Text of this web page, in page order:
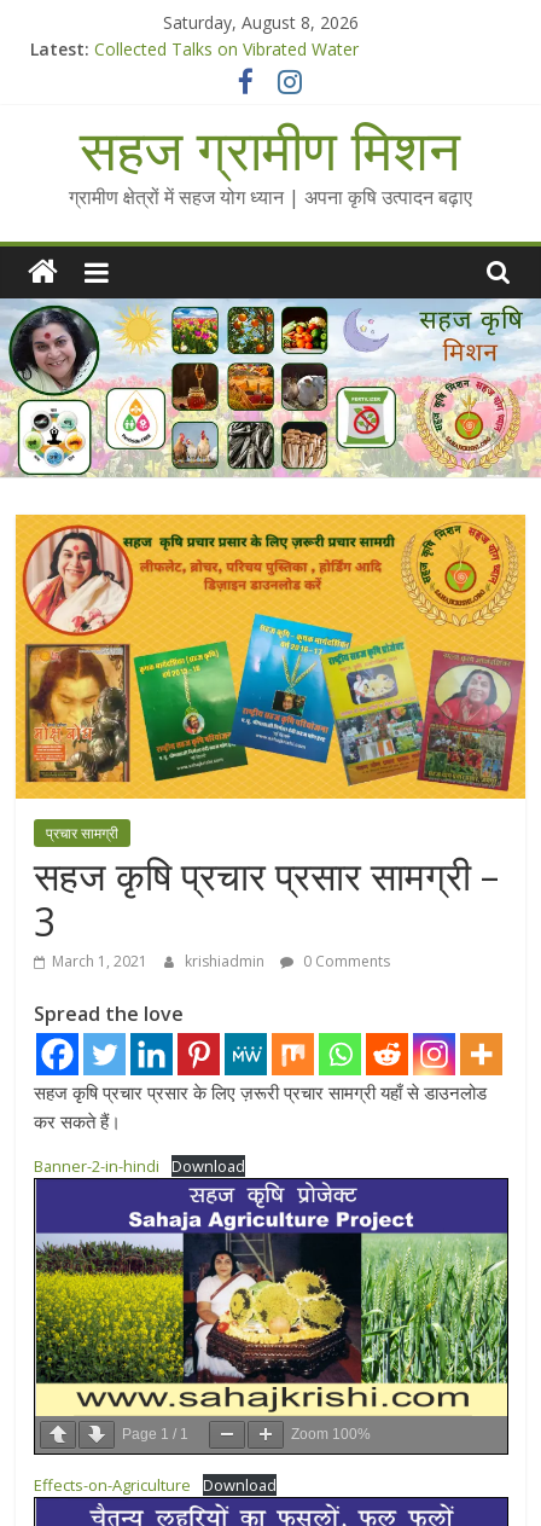
Saturday, August 8, 2026
Latest: Collected Talks on Vibrated Water
सहज कृषि प्रचार-प्रसार किट
Standee Designs @ 2025 for Sahaj Krishi Promotions
Chalo Gaon Ki Or Abhiyaan - 2025-26
सहज ग्रामीण मिशन
ग्रामीण क्षेत्रों में सहज योग ध्यान | अपना कृषि उत्पादन बढ़ाए
प्रचार सामग्री
सहज कृषि प्रचार प्रसार सामग्री –
3
March 1, 2021 krishiadmin 0 Comments
Spread the love
सहज कृषि प्रचार प्रसार के लिए ज़रूरी प्रचार सामग्री यहाँ से डाउनलोड
कर सकते हैं।
Banner-2-in-hindi Download
Page 1 / 1 Zoom 100%
Effects-on-Agriculture Download